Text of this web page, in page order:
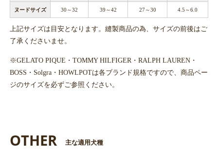
ヌードサイズ 30～32 39～42 27～30 4.5～6.0
上記サイズは目安となります。縫製商品の為、サイズの前後はご
了承くださいませ。
※GELATO PIQUE・TOMMY HILFIGER・RALPH LAUREN・
BOSS・Solgra・HOWLPOTは各ブランド規格ですので、商品ペー
ジのサイズを必ずご参照ください。
OTHER 主な適用犬種